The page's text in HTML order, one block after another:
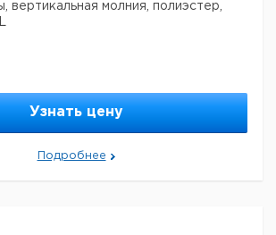
вертикальная молния, полиэстер,
Узнать цену
Подробнее